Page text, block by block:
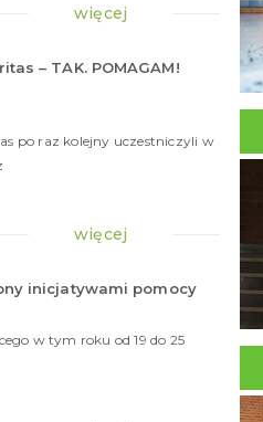
więcej
– TAK. POMAGAM!
grudnia
2025
po raz kolejny uczestniczyli w
więcej
inicjatywami pomocy
w tym roku od 19 do 25